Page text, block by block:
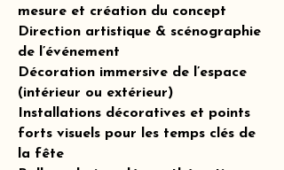
mesure et création du concept
Direction artistique & scénographie
de l’événement
Décoration immersive de l’espace
(intérieur ou extérieur)
Installations décoratives et points
forts visuels pour les temps clés de
la fête